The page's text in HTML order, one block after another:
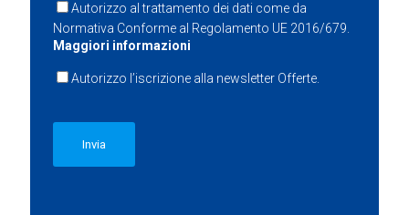
Autorizzo al trattamento dei dati come da
Normativa Conforme al Regolamento UE 2016/679.
Maggiori informazioni
Autorizzo l’iscrizione alla newsletter Offerte.